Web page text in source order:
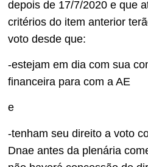
depois de 17/7/2020 e que
critérios do item anterior
voto desde que:
-estejam em dia com sua
financeira para com a AE
e
-tenham seu direito a voto
Dnae antes da plenária